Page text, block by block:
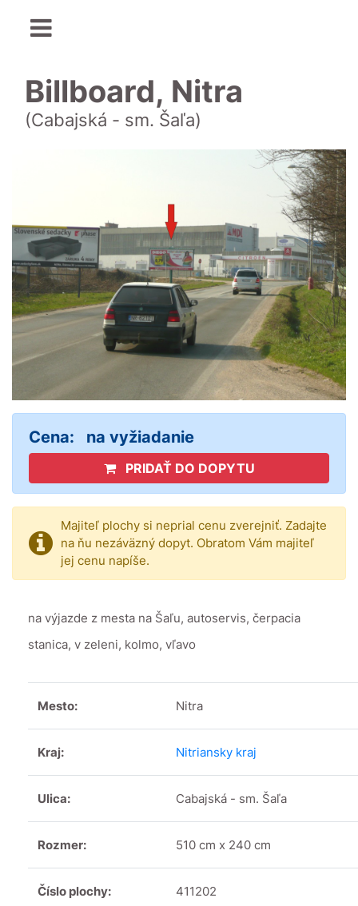
Billboard, Nitra
(Cabajská - sm. Šaľa)
Cena: na vyžiadanie
PRIDAŤ DO DOPYTU
Majiteľ plochy si neprial cenu zverejniť. Zadajte
na ňu nezáväzný dopyt. Obratom Vám majiteľ
jej cenu napíše.
na výjazde z mesta na Šaľu, autoservis, čerpacia
stanica, v zeleni, kolmo, vľavo
Mesto: Nitra
Kraj: Nitriansky kraj
Ulica: Cabajská - sm. Šaľa
Rozmer: 510 cm x 240 cm
Číslo plochy: 411202